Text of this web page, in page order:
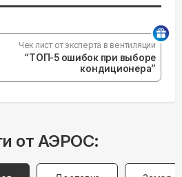
Чек лист от эксперта в вентиляции
“ТОП-5 ошибок при выборе
кондиционера”
от АЭРОС: